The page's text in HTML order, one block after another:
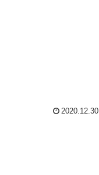
2020.12.30